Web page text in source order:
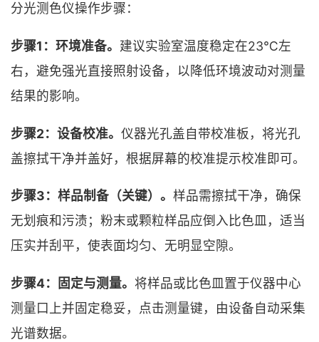
分光测色仪操作步骤：
步骤1：环境准备。 建议实验室温度稳定在23℃左
右，避免强光直接照射设备，以降低环境波动对测量
结果的影响。
步骤2：设备校准。 仪器光孔盖自带校准板，将光孔
盖擦拭干净并盖好，根据屏幕的校准提示校准即可。
步骤3：样品制备（关键）。 样品需擦拭干净，确保
无划痕和污渍；粉末或颗粒样品应倒入比色皿，适当
压实并刮平，使表面均匀、无明显空隙。
步骤4：固定与测量。 将样品或比色皿置于仪器中心
测量口上并固定稳妥，点击测量键，由设备自动采集
光谱数据。